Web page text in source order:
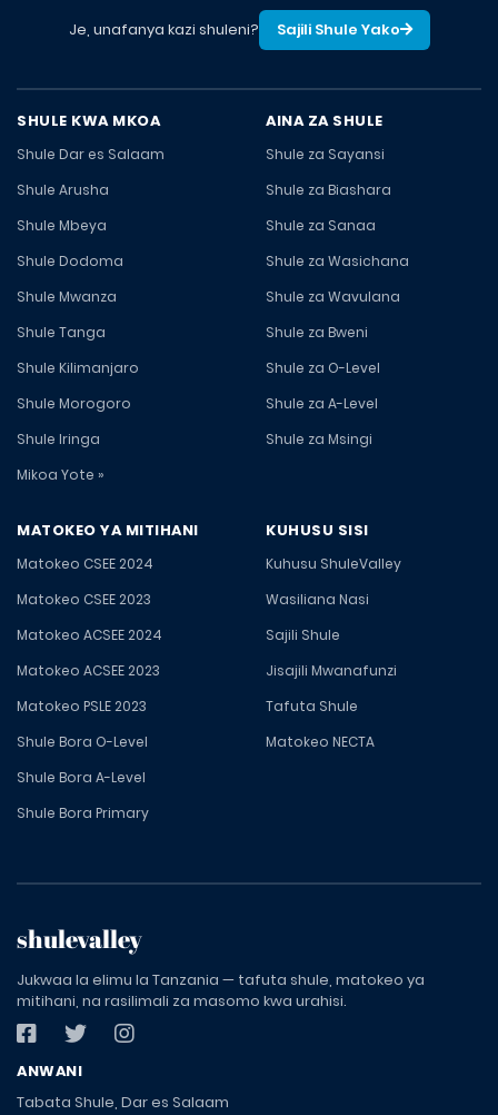
Je, unafanya kazi shuleni? Sajili Shule Yako
SHULE KWA MKOA
Shule Dar es Salaam
Shule Arusha
Shule Mbeya
Shule Dodoma
Shule Mwanza
Shule Tanga
Shule Kilimanjaro
Shule Morogoro
Shule Iringa
Mikoa Yote »
AINA ZA SHULE
Shule za Sayansi
Shule za Biashara
Shule za Sanaa
Shule za Wasichana
Shule za Wavulana
Shule za Bweni
Shule za O-Level
Shule za A-Level
Shule za Msingi
MATOKEO YA MITIHANI
Matokeo CSEE 2024
Matokeo CSEE 2023
Matokeo ACSEE 2024
Matokeo ACSEE 2023
Matokeo PSLE 2023
Shule Bora O-Level
Shule Bora A-Level
Shule Bora Primary
KUHUSU SISI
Kuhusu ShuleValley
Wasiliana Nasi
Sajili Shule
Jisajili Mwanafunzi
Tafuta Shule
Matokeo NECTA
shulevalley
Jukwaa la elimu la Tanzania — tafuta shule, matokeo ya
mitihani, na rasilimali za masomo kwa urahisi.
ANWANI
Tabata Shule, Dar es Salaam